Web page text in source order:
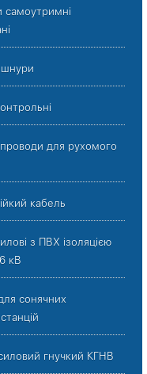
самоутримні
шнури
проводи для рухомого
кабель
з ПВХ ізоляцією
кВ
сонячних
гнучкий КГНВ